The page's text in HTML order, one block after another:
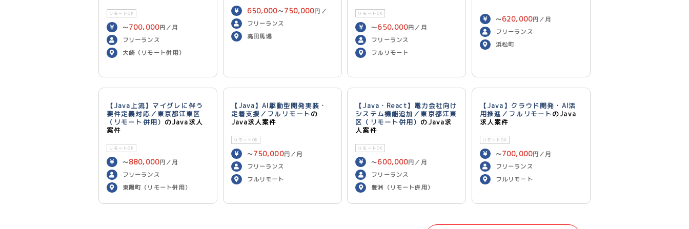
リモートOK
〜700,000円／月
フリーランス
大崎（リモート併用）
650,000〜750,000円／
月
フリーランス
高田馬場
リモートOK
〜650,000円／月
フリーランス
フルリモート
〜620,000円／月
フリーランス
浜松町
【Java上流】マイグレに伴う
要件定義対応／東京都江東区
（リモート併用） のJava求人
案件
リモートOK
〜880,000円／月
フリーランス
東陽町（リモート併用）
【Java】AI駆動型開発実装・
定着支援／フルリモートの
Java求人案件
リモートOK
〜750,000円／月
フリーランス
フルリモート
【Java・React】電力会社向け
システム機能追加／東京都江東
区（リモート併用） のJava求
人案件
リモートOK
〜600,000円／月
フリーランス
豊洲（リモート併用）
【Java】クラウド開発・AI活
用推進／フルリモートのJava
求人案件
リモートOK
〜700,000円／月
フリーランス
フルリモート